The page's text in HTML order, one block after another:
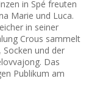
in Spé freuten
Marie und Luca.
in seiner
Crous sammelt
und der
Das
Publikum am